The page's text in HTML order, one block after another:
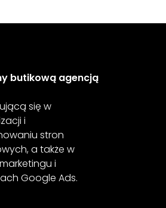
butikową agencją
się w
i
stron
a także w
i
Google Ads.